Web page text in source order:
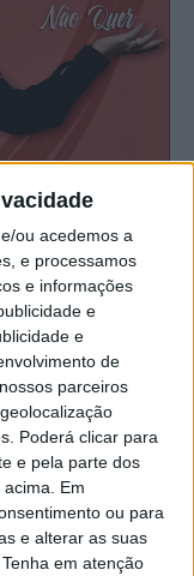
ou acedemos a
e processamos
e informações
e
e
de
parceiros
Poderá clicar para
e pela parte dos
Em
ou para
e alterar as suas
Tenha em atenção
discográfico,
etiqueta da
anos que se
e o seu maior